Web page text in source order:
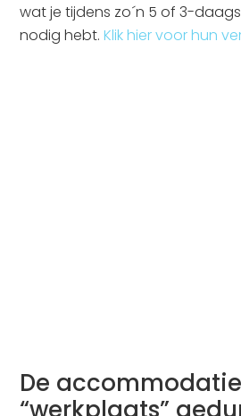
wat je tijdens zo´n 5 of 3-
nodig hebt.Klik hier voor hun
De
“werkplaats”